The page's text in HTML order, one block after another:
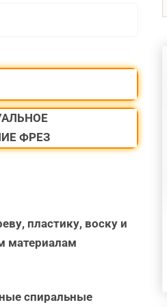
ФРЕЗ
пластику, воску и
материалам
спиральные